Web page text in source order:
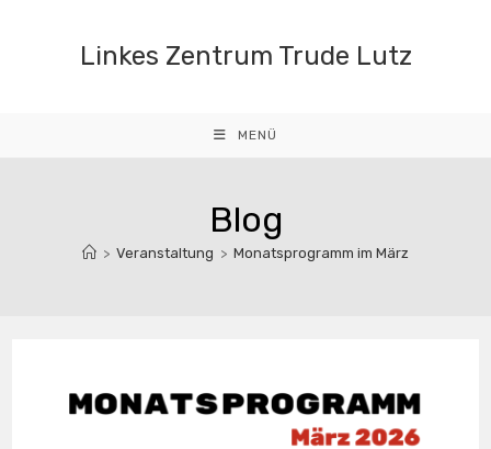
Linkes Zentrum Trude Lutz
MENÜ
Blog
> Veranstaltung > Monatsprogramm im März